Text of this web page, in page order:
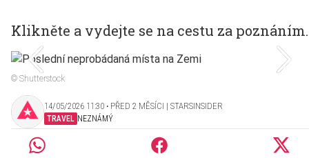
Klikněte a vydejte se na cestu za poznáním.
© Shutterstock
14/05/2026 11:30 ‧ PŘED 2 MĚSÍCI | STARSINSIDER
TRAVEL NEZNÁMÝ